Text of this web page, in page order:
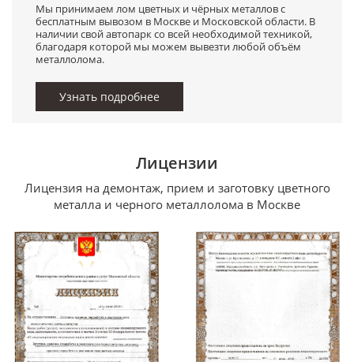
Мы принимаем лом цветных и чёрных металлов с
бесплатным вывозом в Москве и Московской области. В
наличии свой автопарк со всей необходимой техникой,
благодаря которой мы можем вывезти любой объём
металлолома.
Узнать подробнее
Лицензии
Лицензия на демонтаж, прием и заготовку цветного
металла и черного металлолома в Москве